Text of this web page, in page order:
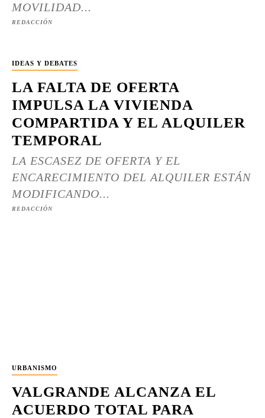
MOVILIDAD...
REDACCIÓN
IDEAS Y DEBATES
LA FALTA DE OFERTA
IMPULSA LA VIVIENDA
COMPARTIDA Y EL ALQUILER
TEMPORAL
LA ESCASEZ DE OFERTA Y EL
ENCARECIMIENTO DEL ALQUILER ESTÁN
MODIFICANDO...
REDACCIÓN
URBANISMO
VALGRANDE ALCANZA EL
ACUERDO TOTAL PARA